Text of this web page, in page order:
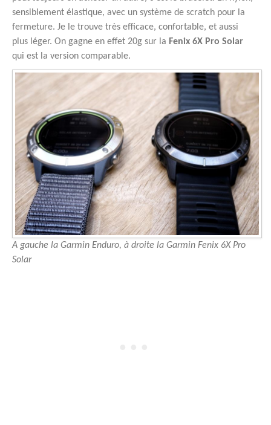
sensiblement élastique, avec un système de scratch pour la
fermeture. Je le trouve très efficace, confortable, et aussi
plus léger. On gagne en effet 20g sur la Fenix 6X Pro Solar
qui est la version comparable.
A gauche la Garmin Enduro, à droite la Garmin Fenix 6X Pro
Solar